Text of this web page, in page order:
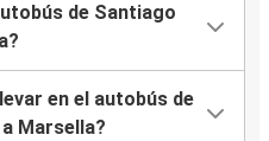
de Santiago
en el autobús de
Marsella?